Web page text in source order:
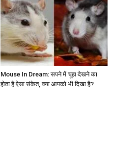
Mouse In Dream: सपने में चूहा देखने का
होता है ऐसा संकेत, क्या आपको भी दिखा है?